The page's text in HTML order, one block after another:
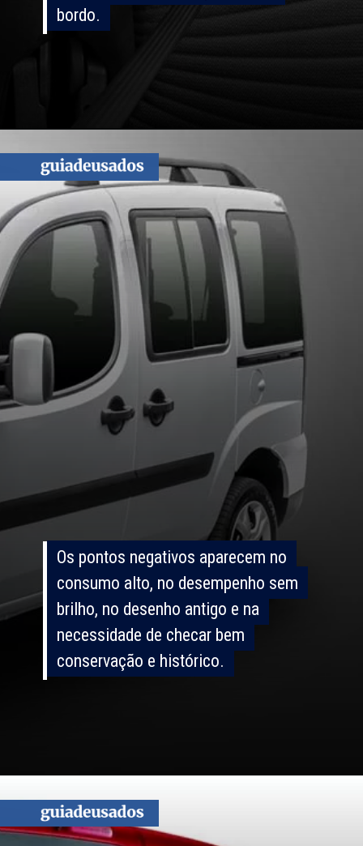
bordo.
bordo.
Os pontos negativos aparecem no
consumo alto, no desempenho sem
brilho, no desenho antigo e na
necessidade de checar bem
conservação e histórico.
Os pontos negativos aparecem no
consumo alto, no desempenho sem
brilho, no desenho antigo e na
necessidade de checar bem
conservação e histórico.